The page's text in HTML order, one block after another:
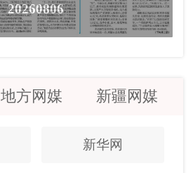
20260806
地方网媒 新疆网媒
新华网